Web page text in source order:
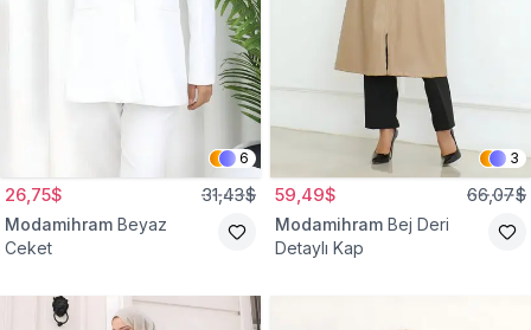
6
26,75$ 31,43$
Modamihram Beyaz
Ceket
3
59,49$ 66,07$
Modamihram Bej Deri
Detaylı Kap